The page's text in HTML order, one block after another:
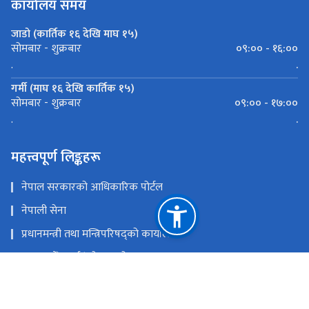
कार्यालय समय
जाडो (कार्तिक १६ देखि माघ १५)
सोमबार - शुक्रबार
०९:०० - १६:००
.
.
गर्मी (माघ १६ देखि कार्तिक १५)
सोमबार - शुक्रबार
०९:०० - १७:००
.
.
महत्त्वपूर्ण लिङ्कहरू
नेपाल सरकारको आधिकारिक पोर्टल
नेपाली सेना
प्रधानमन्त्री तथा मन्त्रिपरिषद्को कार्यालय
काठमाडौँ-तराई/मधेश आयोजना